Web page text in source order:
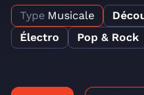
Type Musicale
Électro
Pop & Rock